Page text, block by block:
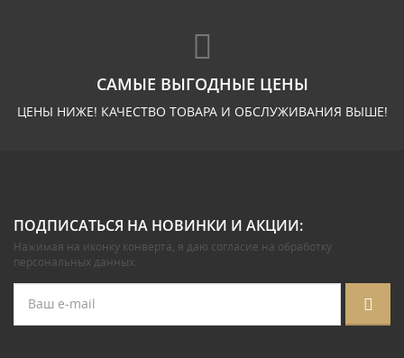
САМЫЕ ВЫГОДНЫЕ ЦЕНЫ
ЦЕНЫ НИЖЕ! КАЧЕСТВО ТОВАРА И ОБСЛУЖИВАНИЯ ВЫШЕ!
ПОДПИСАТЬСЯ НА НОВИНКИ И АКЦИИ:
Нажимая на иконку конверта, я даю согласие на обработку
персональных данных.